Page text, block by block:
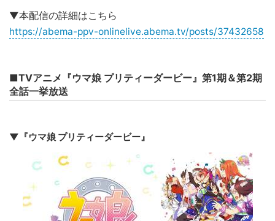
▼本配信の詳細はこちら
https://abema-ppv-onlinelive.abema.tv/posts/37432658
■TVアニメ『ウマ娘 プリティーダービー』第1期＆第2期
全話一挙放送
▼『ウマ娘 プリティーダービー』